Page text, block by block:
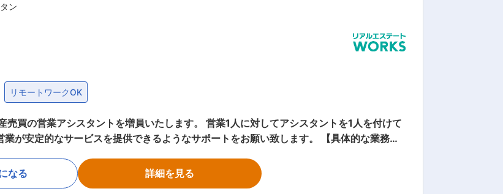
る
方
ン
方リモートワークOK
売買の営業アシスタントを増員いたします。 営業1人に対してアシスタントを1人を付けて
的なサービスを提供できるようなサポートをお願い致します。 【具体的な業務内
す。 不動産屋らしくない不動産屋になることを掲げており、店舗内装も不動産らしくな
なる 詳細を見る